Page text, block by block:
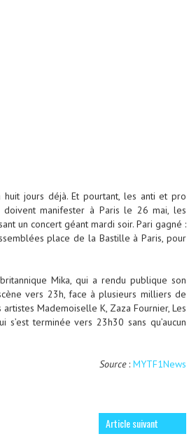
jours déjà. Et pourtant, les anti et pro
manifester à Paris le 26 mai, les
un concert géant mardi soir. Pari gagné :
place de la Bastille à Paris, pour
Mika, qui a rendu publique son
vers 23h, face à plusieurs milliers de
Mademoiselle K, Zaza Fournier, Les
terminée vers 23h30 sans qu’aucun
Source: MYTF1News
Article suivant